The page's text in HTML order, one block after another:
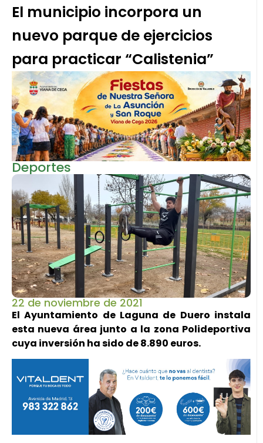
El municipio incorpora un
nuevo parque de ejercicios
para practicar “Calistenia”
Deportes
22 de noviembre de 2021
El Ayuntamiento de Laguna de Duero instala
esta nueva área junto a la zona Polideportiva
cuya inversión ha sido de 8.890 euros.